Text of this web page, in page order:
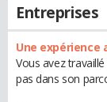
Entreprises
Une expérience
Vous avez
pas dans son